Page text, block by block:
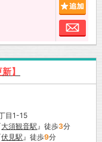
お
】
目1-15
大須観音駅 』徒歩3分
伏見駅 』徒歩9分